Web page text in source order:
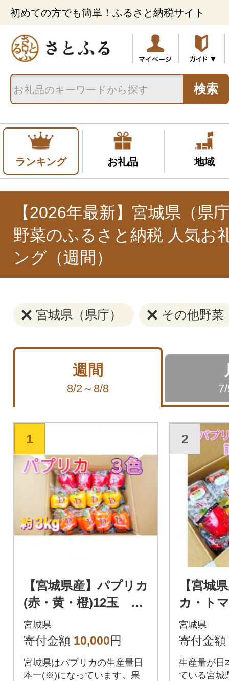
初めての方でも簡単！ふるさと納税サイト
検索
ランキング お礼品 地域
【2026年最新】宮城県（県
野菜のふるさと納税 人気お
ング（週間）
宮城県（県庁） その他野菜
週間
8/2～8/8
1
【宮城県産】パプリカ
(赤・黄・橙)12玉 約
3kg
宮城県
寄付金額 10,000円
宮城県はパプリカの生産量日
本一(※)になっています。果
2
【宮城
カ・ト
セット
宮城県
寄付金額
生産量が
ている宮城